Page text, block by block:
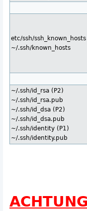
etc/ssh/ssh_known_hosts
~/.ssh/known_hosts
~/.ssh/id_rsa (P2)
~/.ssh/id_rsa.pub
~/.ssh/id_dsa (P2)
~/.ssh/id_dsa.pub
~/.ssh/identity (P1)
~/.ssh/identity.pub